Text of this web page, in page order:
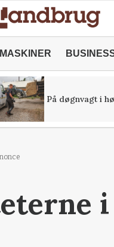
MASKINER
På døgnvagt i
i